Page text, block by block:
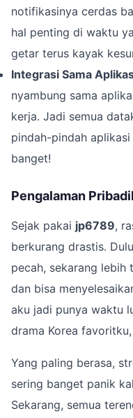
notifikasinya cerdas
hal penting di waktu
getar terus kayak
Integrasi Sama
nyambung sama
kerja. Jadi semua
pindah-pindah
banget!
Pengalaman
Sejak pakai jp6789,
berkurang drastis.
pecah, sekarang lebih
dan bisa
aku jadi punya waktu
drama Korea favoritku,
Yang paling berasa,
sering banget panik
Sekarang, semua